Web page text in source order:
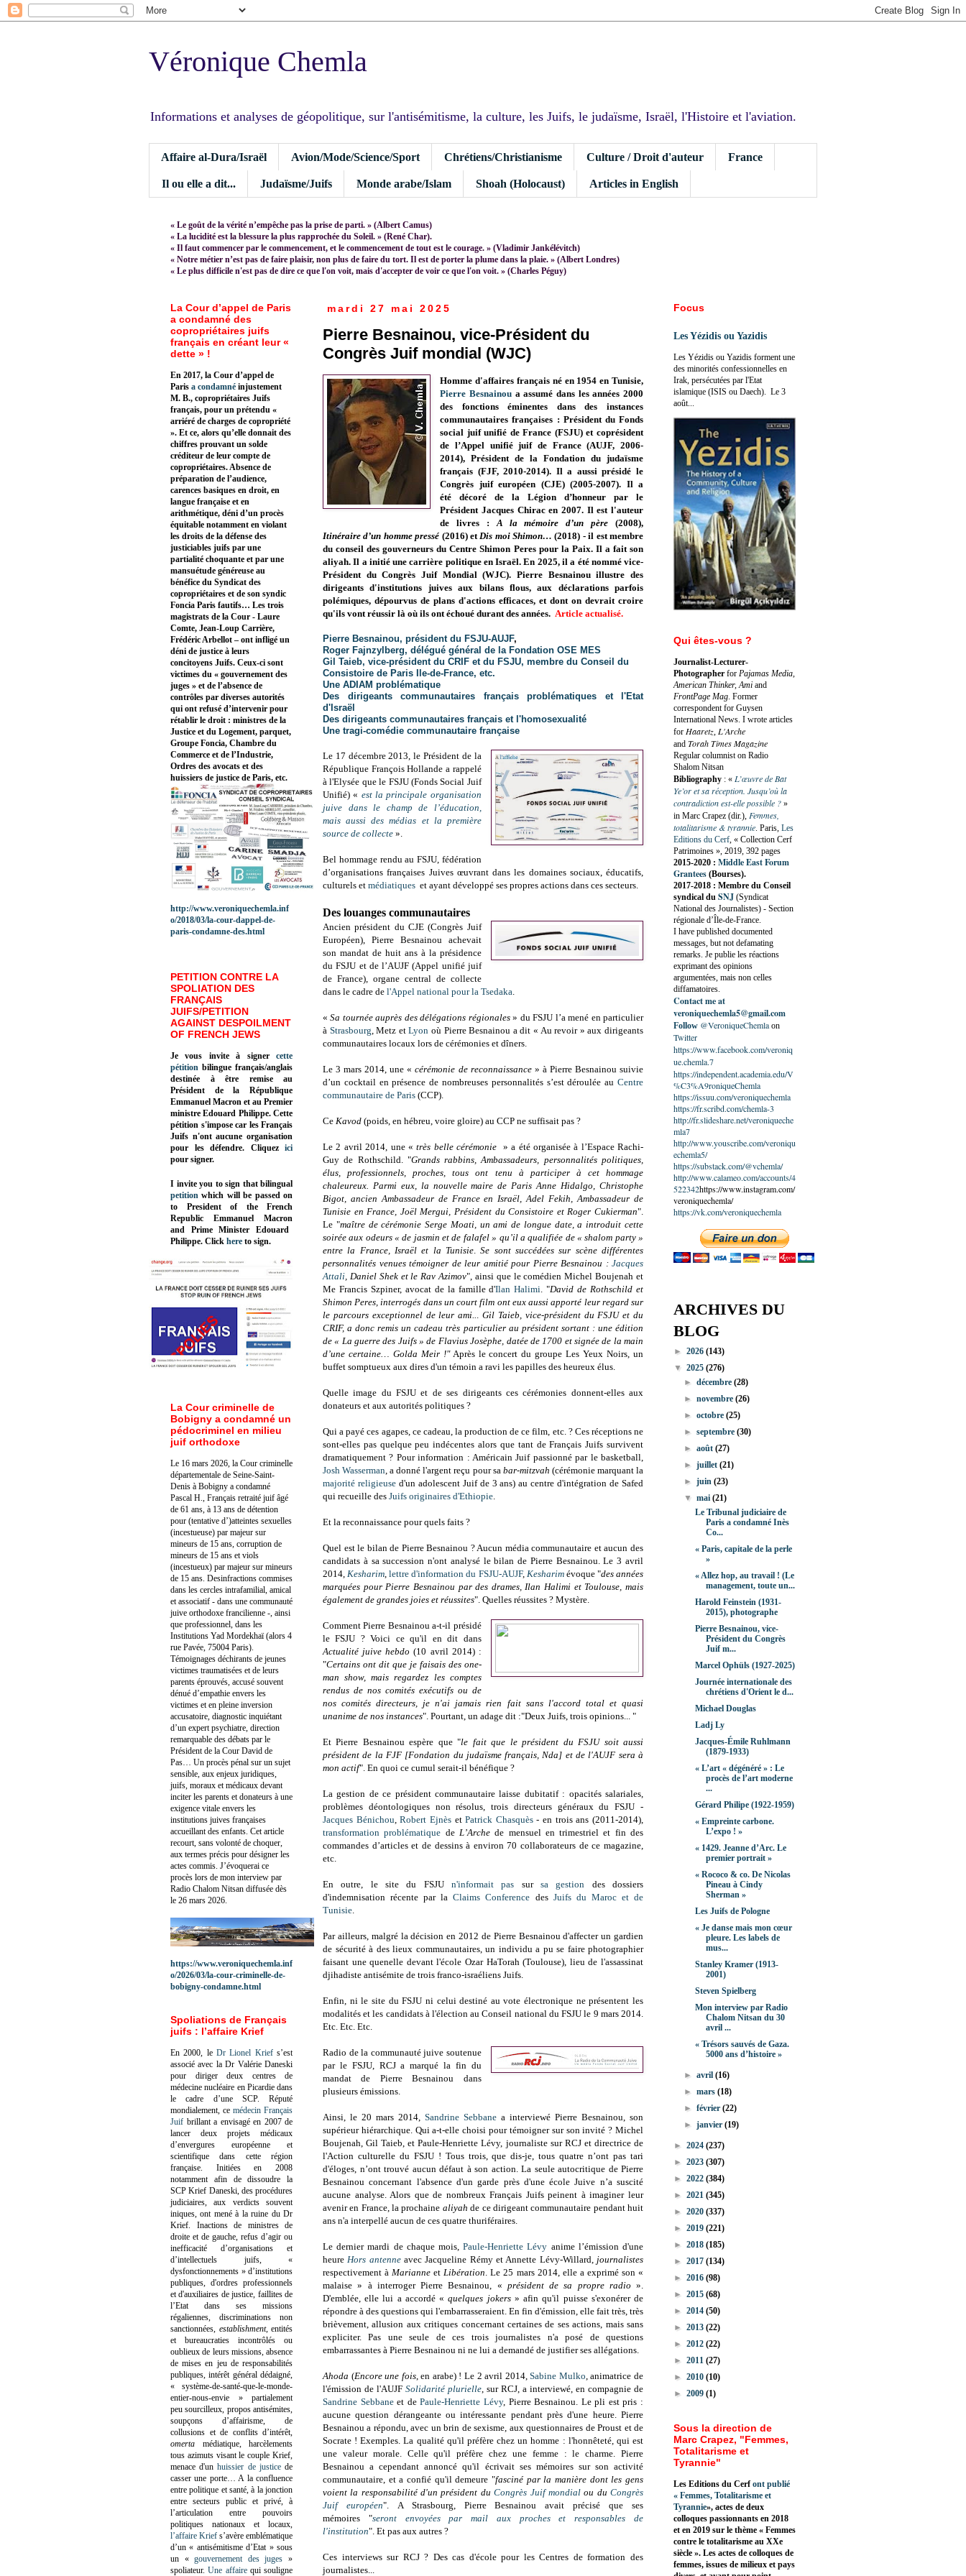
Véronique Chemla
Informations et analyses de géopolitique, sur l'antisémitisme, la culture, les Juifs, le judaïsme, Israël, l'Histoire et l'aviation.
Affaire al-Dura/Israël Avion/Mode/Science/Sport Chrétiens/Christianisme Culture / Droit d'auteur France
Il ou elle a dit... Judaïsme/Juifs Monde arabe/Islam Shoah (Holocaust) Articles in English
« Le goût de la vérité n’empêche pas la prise de parti. » (Albert Camus)
« La lucidité est la blessure la plus rapprochée du Soleil. » (René Char).
« Il faut commencer par le commencement, et le commencement de tout est le courage. » (Vladimir Jankélévitch)
« Notre métier n’est pas de faire plaisir, non plus de faire du tort. Il est de porter la plume dans la plaie. » (Albert Londres)
« Le plus difficile n'est pas de dire ce que l'on voit, mais d'accepter de voir ce que l'on voit. » (Charles Péguy)
mardi 27 mai 2025
Pierre Besnainou, vice-Président du
Congrès Juif mondial (WJC)
Homme d'affaires français né en 1954 en Tunisie,
Pierre Besnainoua assumé dans les années 2000
des fonctions éminentes dans des instances
communautaires françaises : Président du Fonds
social juif unifié de France (FSJU) et coprésident
de l’Appel unifié juif de France (AUJF, 2006-
2014), Président de la Fondation du judaïsme
français (FJF, 2010-2014). Il a aussi présidé le
Congrès juif européen (CJE) (2005-2007). Il a
étédécoré de la Légion d’honneur par le
Président Jacques Chirac en 2007. Il est l'auteur
de livres :A la mémoire d’un père (2008),
Itinéraire d’un homme pressé (2016) etDis moi Shimon… (2018) - il est membre
du conseil des gouverneurs du Centre Shimon Peres pour la Paix. Il a fait son
aliyah. Il a initié une carrière politique en Israël.En 2025, il a été nommé vice-
Président du Congrès Juif Mondial (WJC). Pierre Besnainou illustre des
dirigeants d'institutions juives aux bilans flous, aux déclarations parfois
polémiques, dépourvus de plans d'actions efficaces, et dont on devrait croire
qu'ils vont réussir là où ils ont échoué durant des années. Article actualisé.
Pierre Besnainou, président du FSJU-AUJF,
Roger Fajnzylberg, délégué général de la Fondation OSE MES
Gil Taieb, vice-président du CRIF et du FSJU, membre du Conseil du
Consistoire de Paris Ile-de-France, etc.
Une ADIAM problématique
Des dirigeants communautaires français problématiques et l'Etat
d'Israël
Des dirigeants communautaires français et l'homosexualité
Une tragi-comédie communautaire française
Le 17 décembre 2013, le Président de la
République François Hollande a rappelé
à l'Elysée que le FSJU(Fonds Social Juif
Unifié) « est la principale organisation
juive dans le champ de l’éducation,
mais aussi des médias et la première
source de collecte ».
Bel hommage rendu au FSJU, fédération
d’organisations françaises Juives œuvrant dans les domaines sociaux, éducatifs,
culturels et médiatiques et ayant développé ses propres actions dans ces secteurs.
Des louanges communautaires
Ancien président du CJE (Congrès Juif
Européen), Pierre Besnainou achevait
son mandat de huit ans à la présidence
du FSJU et de l’AUJF (Appel unifié juif
de France), organe central de collecte
dans le cadre de l'Appel national pour la Tsedaka.
«Sa tournée auprès des délégations régionales» du FSJU l’a mené en particulier
à Strasbourg, Metz etLyon où Pierre Besnainou a dit « Au revoir » aux dirigeants
communautaires locaux lors de cérémonies et dîners.
Le 3 mars 2014, une «cérémonie de reconnaissance» à Pierre Besnainou suivie
d’un cocktail en présence de nombreuses personnalités s’est déroulée au Centre
communautaire de Paris (CCP).
Ce Kavod (poids, en hébreu, voire gloire) au CCP ne suffisait pas ?
Le 2 avril 2014, une «très belle cérémonie » a été organisée à l’Espace Rachi-
Guy de Rothschild. "Grands rabbins, Ambassadeurs, personnalités politiques,
élus, professionnels, proches, tous ont tenu à participer à cet hommage
chaleureux. Parmi eux, la nouvelle maire de Paris Anne Hidalgo, Christophe
Bigot, ancien Ambassadeur de France en Israël, Adel Fekih, Ambassadeur de
Tunisie en France, Joël Mergui, Président du Consistoire et Roger Cukierman".
Le "maître de cérémonie Serge Moati, un ami de longue date, a introduit cette
soirée aux odeurs « de jasmin et de falafel » qu’il a qualifiée de « shalom party »
entre la France, Israël et la Tunisie.Se sont succédées sur scène différentes
personnalités venues témoigner de leur amitié pour Pierre Besnainou : Jacques
Attali, Daniel Shek et le Rav Azimov", ainsi que le comédien Michel Boujenah et
Me Francis Szpiner, avocat de la famille d'Ilan Halimi. "David de Rothschild et
Shimon Peres, interrogés dans un court film ont eux aussi apporté leur regard sur
le parcours exceptionnel de leur ami...Gil Taieb, vice-président du FSJU et du
CRIF, a donc remis un cadeau très particulier au président sortant : une édition
de « La guerre des Juifs » de Flavius Josèphe, datée de 1700 et signée de la main
d’une certaine… Golda Meir !"Après le concert du groupe Les Yeux Noirs, un
buffet somptueux aux dires d'un témoin a ravi les papilles des heureux élus.
Quelle image du FSJU et de ses dirigeants ces cérémonies donnent-elles aux
donateurs et aux autorités politiques ?
Qui a payé ces agapes, ce cadeau, la production de ce film, etc. ? Ces réceptions ne
sont-elles pas quelque peu indécentes alors que tant de Français Juifs survivent
dramatiquement ? Pour information : Américain Juif passionné par le basketball,
Josh Wasserman, a donné l'argent reçu pour sa bar-mitzvah (cérémonie marquant la
majorité religieused'un adolescent Juif de 3 ans) au centre d'intégration de Safed
qui recueille des Juifs originaires d'Ethiopie.
Et la reconnaissance pour quels faits ?
Quel est le bilan de Pierre Besnainou ? Aucun média communautaire et aucun des
candidats à sa succession n'ont analysé le bilan de Pierre Besnainou. Le 3 avril
2014,Kesharim,lettre d'information du FSJU-AUJF, Kesharim évoque "des années
marquées pour Pierre Besnainou par des drames, Ilan Halimi et Toulouse, mais
également de grandes joies et réussites". Quelles réussites ? Mystère.
Comment Pierre Besnainou a-t-il présidé
le FSJU ? Voici ce qu'il en dit dans
Actualité juive hebdo (10 avril 2014) :
"Certains ont dit que je faisais des one-
man show, mais regardez les comptes
rendus de nos comités exécutifs ou de
nos comités directeurs, je n'ai jamais rien fait sans l'accord total et quasi
unanime de nos instances". Pourtant, un adage dit :"Deux Juifs, trois opinions... "
Et Pierre Besnainou espère que "le fait que le président du FSJU soit aussi
président de la FJF [Fondation du judaïsme français, Nda] et de l'AUJF sera à
mon actif". En quoi ce cumul serait-il bénéfique ?
La gestion de ce président communautaire laisse dubitatif : opacités salariales,
problèmes déontologiques non résolus, trois directeurs généraux du FSJU -
Jacques Bénichou,Robert EjnèsetPatrick Chasquès- en trois ans (2011-2014),
transformation problématique de L’Archede mensuel en trimestriel et fin des
commandes d’articles et de dessins à environ 70 collaborateurs de ce magazine,
etc.
En outre, le site du FSJU n'informait pas sursa gestion des dossiers
d'indemnisation récente par laClaims Conference des Juifs du Maroc et de
Tunisie.
Par ailleurs, malgré la décision en 2012 de Pierre Besnainou d'affecter un gardien
de sécurité à des lieux communautaires, un individu a pu se faire photographier
faisant une quenelle devant l'école Ozar HaTorah (Toulouse), lieu de l'assassinat
djihadiste antisémite de trois franco-israéliens Juifs.
Enfin, ni le site du FSJU ni celui destiné au vote électronique ne présentent les
modalités et les candidats à l'élection au Conseil national du FSJU le 9 mars 2014.
Etc. Etc. Etc.
Radio de la communauté juive soutenue
par le FSJU, RCJ a marqué la fin du
mandat de Pierre Besnainou dans
plusieurs émissions.
Ainsi, le 20 mars 2014, Sandrine Sebbane a interviewé Pierre Besnainou, son
supérieur hiérarchique. Qui a-t-elle choisi pour témoigner sur son invité ? Michel
Boujenah, Gil Taieb, et Paule-Henriette Lévy, journaliste sur RCJ et directrice de
l'Action culturelle du FSJU ! Tous trois, que dis-je, tous quatre n’ont pas tari
d'éloges, n’ont trouvé aucun défaut à son action. La seule autocritique de Pierre
Besnainou concernant l'absence d'un garde près d'une école Juive n’a suscité
aucune analyse. Alors que de nombreux Français Juifs peinent à imaginer leur
avenir en France, la prochaine aliyah de ce dirigeant communautaire pendant huit
ans n'a interpellé aucun de ces quatre thuriféraires.
Le dernier mardi de chaque mois,Paule-Henriette Lévy anime l’émission d'une
heureHors antenneavec Jacqueline Rémy et Annette Lévy-Willard, journalistes
respectivement àMarianne etLibération. Le 25 mars 2014, elle a exprimé son «
malaise » à interroger Pierre Besnainou, « président de sa propre radio ».
D'emblée, elle lui a accordé «quelques jokers» afin qu'il puisse s'exonérer de
répondre à des questions qui l'embarrasseraient. En fin d'émission, elle fait très, très
brièvement, allusion aux critiques concernant certaines de ses actions, mais sans
expliciter. Pas une seule de ces trois journalistes n'a posé de questions
embarrassantes à Pierre Besnainou ni ne lui a demandé de justifier ses allégations.
Ahoda (Encore une fois, en arabe) ! Le 2 avril 2014,Sabine Mulko, animatrice de
l'émission de l'AUJF Solidarité plurielle, sur RCJ, a interviewé, en compagnie de
Sandrine Sebbaneet dePaule-Henriette Lévy, Pierre Besnainou. Le pli est pris :
aucune question dérangeante ou intéressante pendant près d'une heure. Pierre
Besnainou a répondu, avec un brin de sexisme, aux questionnaires de Proust et de
Socrate ! Exemples. La qualité qu'il préfère chez un homme : l'honnêteté, qui est
une valeur morale. Celle qu'il préfère chez une femme : le charme. Pierre
Besnainou a cependant annoncé qu'il écrivait ses mémoires sur son activité
communautaire, et a confié qu'il demeure "fasciné par la manière dont les gens
voient la responsabilité d'un président duCongrès Juif mondialou duCongrès
Juif européen". A Strasbourg, Pierre Besnainou avait précisé que ses
mémoires "seront envoyées par mail aux proches et responsables de
l'institution". Et pas aux autres ?
Ces interviews sur RCJ ? Des cas d'école pour les Centres de formation des
journalistes...
La Cour d’appel de Paris
a condamné des
copropriétaires juifs
français en créant leur «
dette » !
En 2017, la Cour d’appel de
Paris a condamné injustement
M. B., copropriétaires Juifs
français, pour un prétendu «
arriéré de charges de copropriété
». Et ce, alors qu’elle donnait des
chiffres prouvant un solde
créditeur de leur compte de
copropriétaires. Absence de
préparation de l’audience,
carences basiques en droit, en
langue française et en
arithmétique, déni d’un procès
équitable notamment en violant
les droits de la défense des
justiciables juifs par une
partialité choquante et par une
mansuétude généreuse au
bénéfice du Syndicat des
copropriétaires et de son syndic
Foncia Paris fautifs… Les trois
magistrats de la Cour - Laure
Comte, Jean-Loup Carrière,
Frédéric Arbellot – ont infligé un
déni de justice à leurs
concitoyens Juifs. Ceux-ci sont
victimes du « gouvernement des
juges » et de l’absence de
contrôles par diverses autorités
qui ont refusé d’intervenir pour
rétablir le droit : ministres de la
Justice et du Logement, parquet,
Groupe Foncia, Chambre du
Commerce et de l’Industrie,
Ordres des avocats et des
huissiers de justice de Paris, etc.
http://www.veroniquechemla.inf
o/2018/03/la-cour-dappel-de-
paris-condamne-des.html
PETITION CONTRE LA
SPOLIATION DES
FRANÇAIS
JUIFS/PETITION
AGAINST DESPOILMENT
OF FRENCH JEWS
Je vous invite à signer cette
pétition bilingue français/anglais
destinée à être remise au
Président de la République
Emmanuel Macron et au Premier
ministre Edouard Philippe. Cette
pétition s'impose car les Français
Juifs n'ont aucune organisation
pour les défendre. Cliquez
ici
pour signer.
I invite you to sign that bilingual
petition which will be passed on
to President of the French
Republic Emmanuel Macron
and Prime Minister Edouard
Philippe. Click here to sign.
La Cour criminelle de
Bobigny a condamné un
pédocriminel en milieu
juif orthodoxe
Le 16 mars 2026, la Cour criminelle
départementale de Seine-Saint-
Denis à Bobigny a condamné
Pascal H., Français retraité juif âgé
de 61 ans, à 13 ans de détention
pour (tentative d’)atteintes sexuelles
(incestueuse) par majeur sur
mineurs de 15 ans, corruption de
mineurs de 15 ans et viols
(incestueux) par majeur sur mineurs
de 15 ans. Desinfractions commises
dans les cercles intrafamilial, amical
et associatif - dans une communauté
juive orthodoxe francilienne -, ainsi
que professionnel, dans les
Institutions Yad Mordekhaï (alors 4
rue Pavée, 75004 Paris).
Témoignages déchirants de jeunes
victimes traumatisées et de leurs
parents éprouvés, accusé souvent
dénué d’empathie envers les
victimes et en pleine inversion
accusatoire, diagnostic inquiétant
d’un expert psychiatre, direction
remarquable des débats par le
Président de la Cour David de
Pas… Un procès pénal sur un sujet
sensible, aux enjeux juridiques,
juifs, moraux et médicaux devant
inciter les parents et donateurs à une
exigence vitale envers les
institutions juives françaises
accueillant des enfants. Cet article
recourt, sans volonté de choquer,
aux termes précis pour désigner les
actes commis. J’évoquerai ce
procès lors de mon interview par
Radio Chalom Nitsan diffusée dès
le 26 mars 2026.
https://www.veroniquechemla.inf
o/2026/03/la-cour-criminelle-de-
bobigny-condamne.html
Spoliations de Français
juifs : l’affaire Krief
En 2000, le Dr Lionel Kriefs’est
associé avec la Dr Valérie Daneski
pour diriger deux centres de
médecine nucléaire en Picardie dans
le cadre d’une SCP. Réputé
mondialement, ce médecin Français
Juif brillant a envisagé en 2007 de
lancer deux projets médicaux
d’envergures européenne et
scientifique dans cette région
française. Initiées en 2008
notamment afin de dissoudre la
SCP Krief Daneski, des procédures
judiciaires, aux verdicts souvent
iniques, ont mené à la ruine du Dr
Krief. Inactions de ministres de
droite et de gauche, refus d’agir ou
inefficacité d’organisations et
d’intellectuels juifs, «
dysfonctionnements » d’institutions
publiques, d'ordres professionnels
et d'auxiliaires de justice, faillites de
l’Etat dans ses missions
régaliennes, discriminations non
sanctionnées, establishment, entités
et bureaucraties incontrôlés ou
oublieux de leurs missions, absence
de mises en jeu de responsabilités
publiques, intérêt général dédaigné,
« système-de-santé-que-le-monde-
entier-nous-envie » partialement
peu sourcilleux, propos antisémites,
soupçons d’affairisme, de
collusions et de conflits d’intérêt,
omerta médiatique, harcèlements
tous azimuts visant le couple Krief,
menace d'unhuissier de justicede
casser une porte… A la confluence
entre politique et santé, à la jonction
entre secteurs public et privé, à
l’articulation entre pouvoirs
politiques nationaux et locaux,
l’affaire Krief s’avère emblématique
d’un « antisémitisme d’Etat » sous
un «gouvernement des juges »
spoliateur.Une affairequi souligne
Focus
Les Yézidis ou Yazidis
Les Yézidis ou Yazidis forment une
des minorités confessionnelles en
Irak, persécutées par l'Etat
islamique (ISIS ou Daech). Le 3
août...
Qui êtes-vous ?
Journalist-Lecturer-
Photographer for Pajamas Media,
American Thinker, Ami and
FrontPage Mag. Former
correspondent for Guysen
International News. I wrote articles
for Haaretz, L'Arche
and Torah Times Magazine
Regular columnist on Radio
Shalom Nitsan
Bibliography : « L’œuvre de Bat
Ye’or et sa réception. Jusqu’où la
contradiction est-elle possible ? »
in Marc Crapez (dir.), Femmes,
totalitarisme & tyrannie. Paris, Les
Editions du Cerf, « Collection Cerf
Patrimoines », 2019, 392 pages
2015-2020 : Middle East Forum
Grantees (Bourses).
2017-2018 : Membre du Conseil
syndical du SNJ (Syndicat
National des Journalistes) - Section
régionale d’Île-de-France.
I have published documented
messages, but not defamating
remarks. Je publie les réactions
exprimant des opinions
argumentées, mais non celles
diffamatoires.
Contact me at
veroniquechemla5@gmail.com
Follow @VeroniqueChemlaon
Twitter
https://www.facebook.com/veroniq
ue.chemla.7
https://independent.academia.edu/V
%C3%A9roniqueChemla
https://issuu.com/veroniquechemla
https://fr.scribd.com/chemla-3
http://fr.slideshare.net/veroniqueche
mla7
http://www.youscribe.com/veroniqu
echemla5/
https://substack.com/@vchemla/
http://www.calameo.com/accounts/4
522342https://www.instagram.com/
veroniquechemla/
https://vk.com/veroniquechemla
ARCHIVES DU
BLOG
► 2026 (143)
▼ 2025 (276)
►décembre(28)
►novembre(26)
►octobre(25)
►septembre(30)
►août(27)
►juillet(21)
►juin(23)
▼mai(21)
Le Tribunal judiciaire de
Paris a condamné Inès
Co...
« Paris, capitale de la perle
»
« Allez hop, au travail ! (Le
management, toute un...
Harold Feinstein (1931-
2015), photographe
Pierre Besnainou, vice-
Président du Congrès
Juif m...
Marcel Ophüls (1927-2025)
Journée internationale des
chrétiens d'Orient le d...
Michael Douglas
Ladj Ly
Jacques-Émile Ruhlmann
(1879-1933)
« L’art « dégénéré » : Le
procès de l’art moderne
...
Gérard Philipe (1922-1959)
« Empreinte carbone.
L’expo ! »
« 1429. Jeanne d’Arc. Le
premier portrait »
« Rococo & co. De Nicolas
Pineau à Cindy
Sherman »
Les Juifs de Pologne
« Je danse mais mon cœur
pleure. Les labels de
mus...
Stanley Kramer (1913-
2001)
Steven Spielberg
Mon interview par Radio
Chalom Nitsan du 30
avril ...
« Trésors sauvés de Gaza.
5000 ans d’histoire »
►avril(16)
►mars(18)
►février(22)
►janvier(19)
► 2024 (237)
► 2023 (307)
► 2022 (384)
► 2021 (345)
► 2020 (337)
► 2019 (221)
► 2018 (185)
► 2017 (134)
► 2016 (98)
► 2015 (68)
► 2014 (50)
► 2013 (22)
► 2012 (22)
► 2011 (27)
► 2010 (10)
► 2009 (1)
Sous la direction de
Marc Crapez, "Femmes,
Totalitarisme et
Tyrannie"
Les Editions du Cerfont publié
« Femmes, Totalitarisme et
Tyrannie», actes de deux
colloques passionnants en 2018
et en 2019 sur le thème « Femmes
contre le totalitarisme au XXe
siècle ». Les actes de colloques de
femmes, issues de milieux et pays